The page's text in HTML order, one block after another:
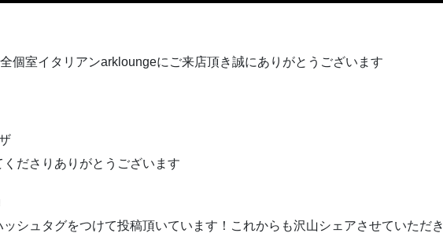
個室イタリアンarkloungeにご来店頂き誠にありがとうございます
ださりありがとうございます
シュタグをつけて投稿頂いています！これからも沢山シェアさせていただき